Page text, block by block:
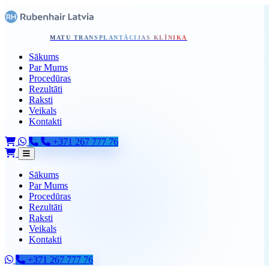
Pāriet uz galveno saturu
Sākums - Skip to content
MATU TRANSPLANTĀCIJAS KLĪNIKA
Sākums
Par Mums
Procedūras
Rezultāti
Raksti
Veikals
Kontakti
+371 267 777 76
Sākums
Par Mums
Procedūras
Rezultāti
Raksti
Veikals
Kontakti
+371 267 777 76